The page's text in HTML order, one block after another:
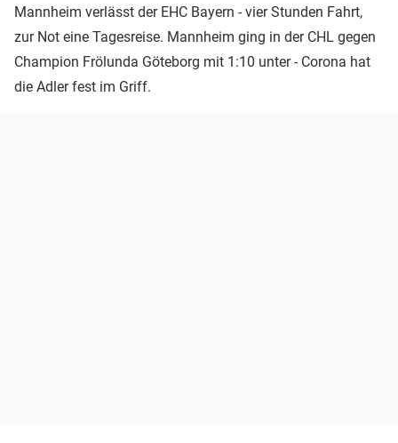
Mannheim verlässt der EHC Bayern - vier Stunden Fahrt,
zur Not eine Tagesreise. Mannheim ging in der CHL gegen
Champion Frölunda Göteborg mit 1:10 unter - Corona hat
die Adler fest im Griff.